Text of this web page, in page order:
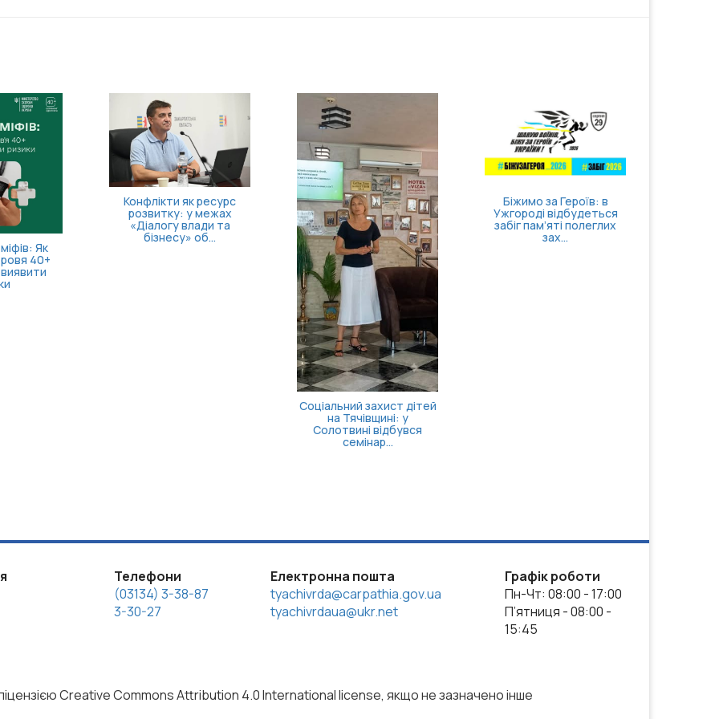
на запуск
справи!
Як опанувати себе та
повернути відчуття
контролю
Телефони
(03134) 3-38-87
3-30-27
Електронна пошта
tyachivrda@carpathia.gov.ua
tyachivrdaua@ukr.net
Графік роботи
Пн-Чт: 08:00 - 17:00
П’ятниця - 08:00 -
15:45
Creative Commons Attribution 4.0 International license, якщо не зазначено інше